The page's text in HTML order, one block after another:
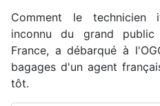
Comment le technicien
inconnu du grand
France, a débarqué à
bagages d'un agent
tôt.